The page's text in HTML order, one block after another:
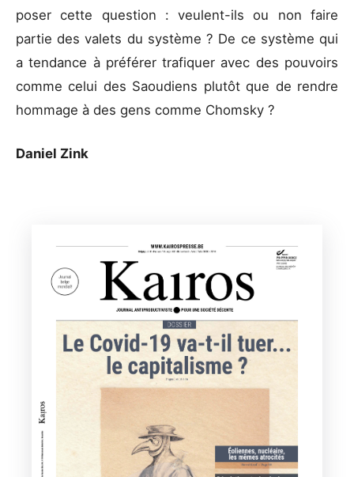
poser cette question : veulent-ils ou non faire
partie des valets du système ? De ce système qui
a tendance à préférer trafiquer avec des pouvoirs
comme celui des Saoudiens plutôt que de rendre
hommage à des gens comme Chomsky ?
Daniel Zink